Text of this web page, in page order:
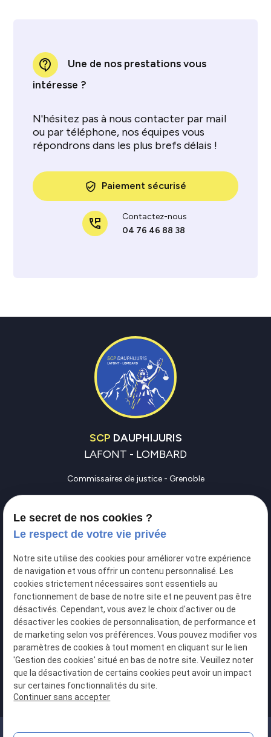
contact_support
Une de nos prestations vous
intéresse ?
N'hésitez pas à nous contacter par mail
ou par téléphone, nos équipes vous
répondrons dans les plus brefs délais !
verified_user Paiement sécurisé
perm_phone_msg
Contactez-nous
04 76 46 88 38
SCP DAUPHIJURIS
LAFONT - LOMBARD
Commissaires de justice - Grenoble
Commissaires de justice - Bourgoin-Jallieu
perm_phone_msg
Contactez-nous
04 76 46 88 38
S.C.P DAUPHIJURIS
map
34 Boulevard Maréchal Foch
38017 GRENOBLE
Le secret de nos cookies ?
Le respect de votre vie privée
Notre site utilise des cookies pour améliorer votre expérience
de navigation et vous offrir un contenu personnalisé. Les
cookies strictement nécessaires sont essentiels au
fonctionnement de base de notre site et ne peuvent pas être
désactivés. Cependant, vous avez le choix d'activer ou de
désactiver les cookies de personnalisation, de performance et
de marketing selon vos préférences. Vous pouvez modifier vos
paramètres de cookies à tout moment en cliquant sur le lien
'Gestion des cookies' situé en bas de notre site. Veuillez noter
que la désactivation de certains cookies peut avoir un impact
sur certaines fonctionnalités du site.
Continuer sans accepter